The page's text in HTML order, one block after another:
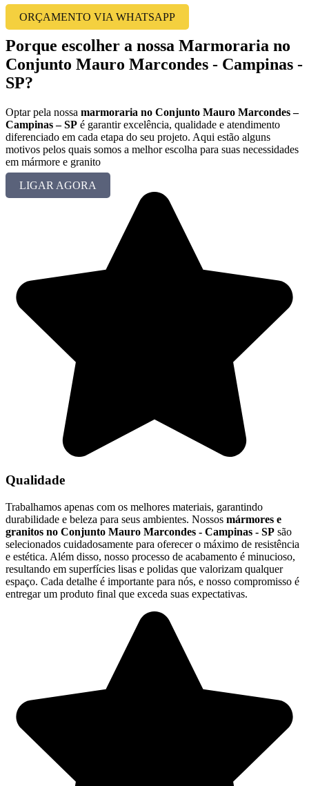
ORÇAMENTO VIA WHATSAPP
Porque escolher a nossa Marmoraria no
Conjunto Mauro Marcondes - Campinas -
SP?
Optar pela nossa marmoraria no Conjunto Mauro Marcondes –
Campinas – SP é garantir excelência, qualidade e atendimento
diferenciado em cada etapa do seu projeto. Aqui estão alguns
motivos pelos quais somos a melhor escolha para suas necessidades
em mármore e granito
LIGAR AGORA
Qualidade
Trabalhamos apenas com os melhores materiais, garantindo
durabilidade e beleza para seus ambientes. Nossos mármores e
granitos no Conjunto Mauro Marcondes - Campinas - SP são
selecionados cuidadosamente para oferecer o máximo de resistência
e estética. Além disso, nosso processo de acabamento é minucioso,
resultando em superfícies lisas e polidas que valorizam qualquer
espaço. Cada detalhe é importante para nós, e nosso compromisso é
entregar um produto final que exceda suas expectativas.